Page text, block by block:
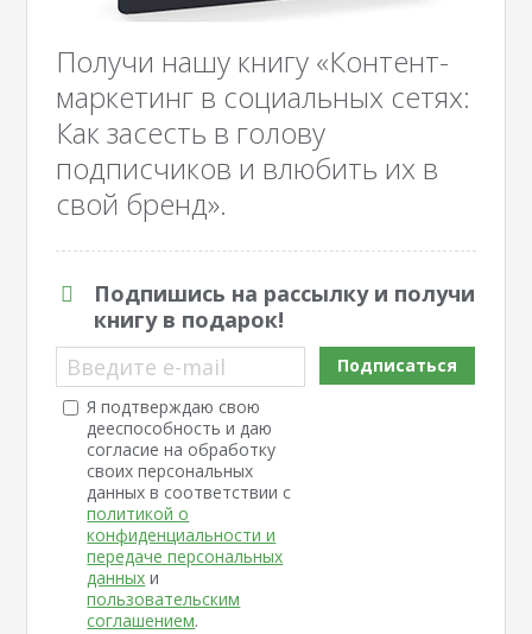
Получи нашу книгу «Контент-
маркетинг в социальных сетях:
Как засесть в голову
подписчиков и влюбить их в
свой бренд».
Подпишись на рассылку и получи
книгу в подарок!
Введите e-mail
Я подтверждаю свою
дееспособность и даю
согласие на обработку
своих персональных
данных в соответствии с
политикой о
конфиденциальности и
передаче персональных
данных и
пользовательским
соглашением.
Подписаться